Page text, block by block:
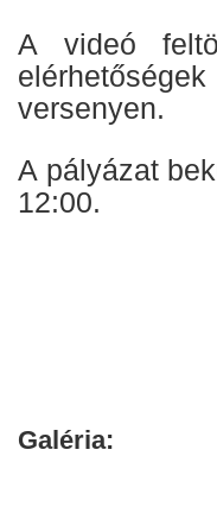
A videó
versenyen.
A pályázat
12:00.
Galéria: